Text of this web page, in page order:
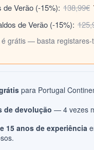
de Verão (-15%): 138,99€
de Verão (-15%):
é grátis — basta
para Portugal
de devolução — 4 vezes
15 anos de experiência